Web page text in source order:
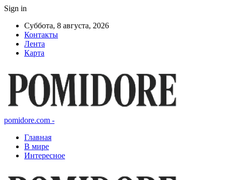
Sign in
Суббота, 8 августа, 2026
Контакты
Лента
Карта
pomidore.com -
Главная
В мире
Интересное